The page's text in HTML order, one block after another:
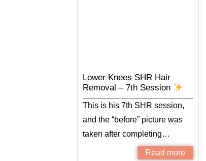
Lower Knees SHR Hair
Removal – 7th Session
This is his 7th SHR session,
and the “before” picture was
taken after completing…
Read more